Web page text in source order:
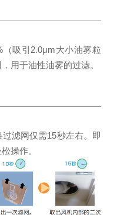
吸引2.0μm大小油雾粒
用于油性油雾的过滤。
滤网仅需15秒左右。即
操作。